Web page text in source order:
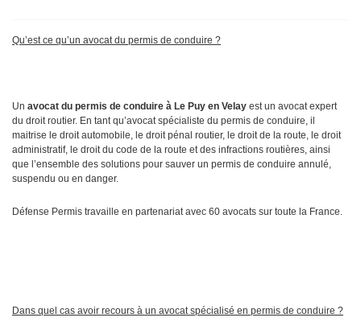
Qu’est ce qu’un avocat du permis de conduire ?
Un avocat du permis de conduire à Le Puy en Velay est un avocat expert
du droit routier. En tant qu’avocat spécialiste du permis de conduire, il
maitrise le droit automobile, le droit pénal routier, le droit de la route, le droit
administratif, le droit du code de la route et des infractions routières, ainsi
que l’ensemble des solutions pour sauver un permis de conduire annulé,
suspendu ou en danger.
Défense Permis travaille en partenariat avec 60 avocats sur toute la France.
Dans quel cas avoir recours à un avocat spécialisé en permis de conduire ?